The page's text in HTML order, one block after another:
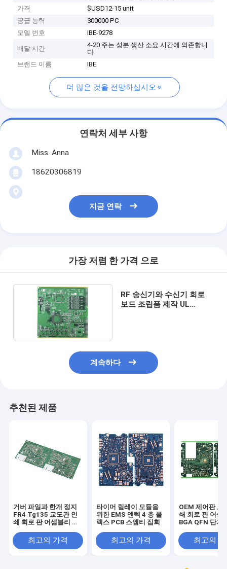
가격
$USD12-15 unit
공급 능력
300000 PC
모델 번호
IBE-9278
배달 시간
4-20 주는 성분 생산 소요 시간에 의존합니
다
브랜드 이름
IBE
더 많은 것을 전망하십시오
연락처 세부 사항
Miss. Anna
18620306819
지금 연락
가장 저렴 한 가격 으로
RF 송신기와 수신기 회로
보드 조립품 제작 UL
계속하다
추천된 제품
거버 파일과 한개 정지
FR4 Tg135 교도관 인
쇄 회로 판 어셈블리 제
최고의 가격
타이머 릴레이 모듈을
위한 EMS 엔텍 4 층 플
렉스 PCB 스엠티 집회
최고의 가격
OEM 제어판 교
쇄 회로 판 어셈
BGA QFN 단기
최고의